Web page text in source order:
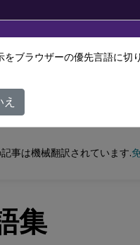
ンツは動的に機械翻訳されていま
Management
記事は機械翻訳されています.
集
をブラウザーの優先言語に切